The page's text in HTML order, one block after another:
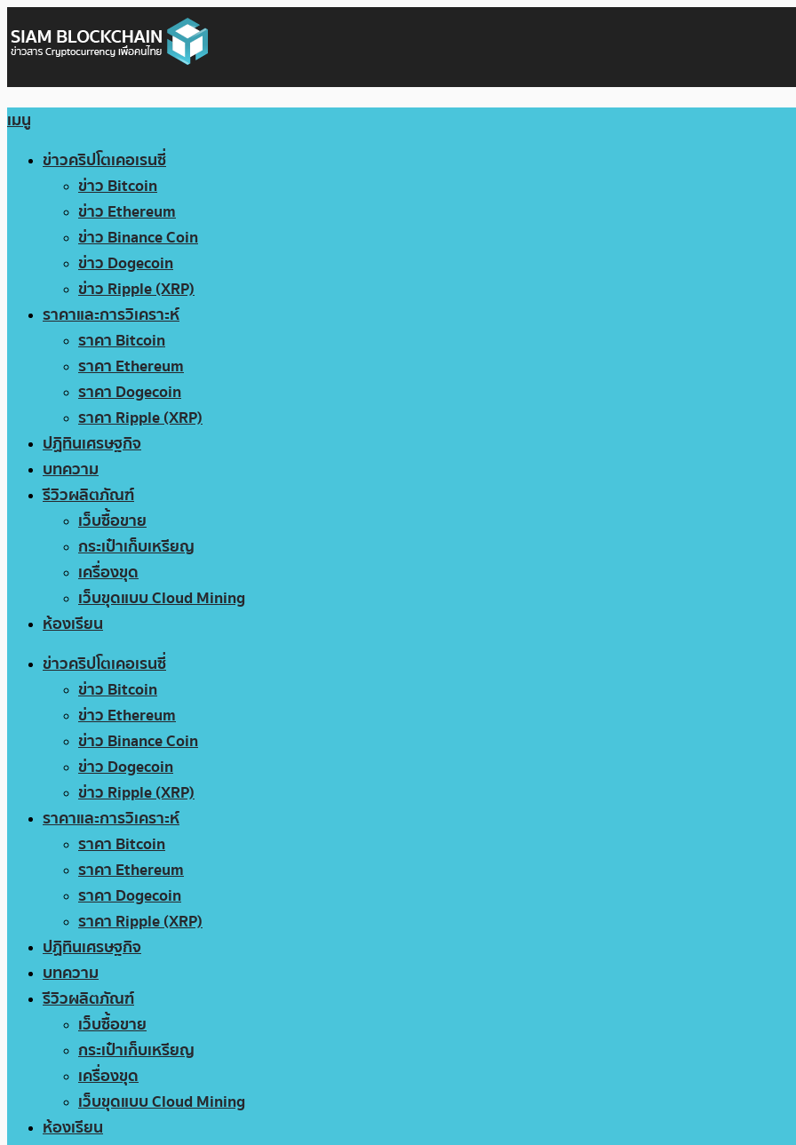
เมนู
ข่าวคริปโตเคอเรนซี่
ข่าว Bitcoin
ข่าว Ethereum
ข่าว Binance Coin
ข่าว Dogecoin
ข่าว Ripple (XRP)
ราคาและการวิเคราะห์
ราคา Bitcoin
ราคา Ethereum
ราคา Dogecoin
ราคา Ripple (XRP)
ปฏิทินเศรษฐกิจ
บทความ
รีวิวผลิตภัณฑ์
เว็บซื้อขาย
กระเป๋าเก็บเหรียญ
เครื่องขุด
เว็บขุดแบบ Cloud Mining
ห้องเรียน
ข่าวคริปโตเคอเรนซี่
ข่าว Bitcoin
ข่าว Ethereum
ข่าว Binance Coin
ข่าว Dogecoin
ข่าว Ripple (XRP)
ราคาและการวิเคราะห์
ราคา Bitcoin
ราคา Ethereum
ราคา Dogecoin
ราคา Ripple (XRP)
ปฏิทินเศรษฐกิจ
บทความ
รีวิวผลิตภัณฑ์
เว็บซื้อขาย
กระเป๋าเก็บเหรียญ
เครื่องขุด
เว็บขุดแบบ Cloud Mining
ห้องเรียน